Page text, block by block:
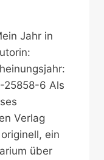
Jahr in
25858-6 Als
Verlag
ein
über